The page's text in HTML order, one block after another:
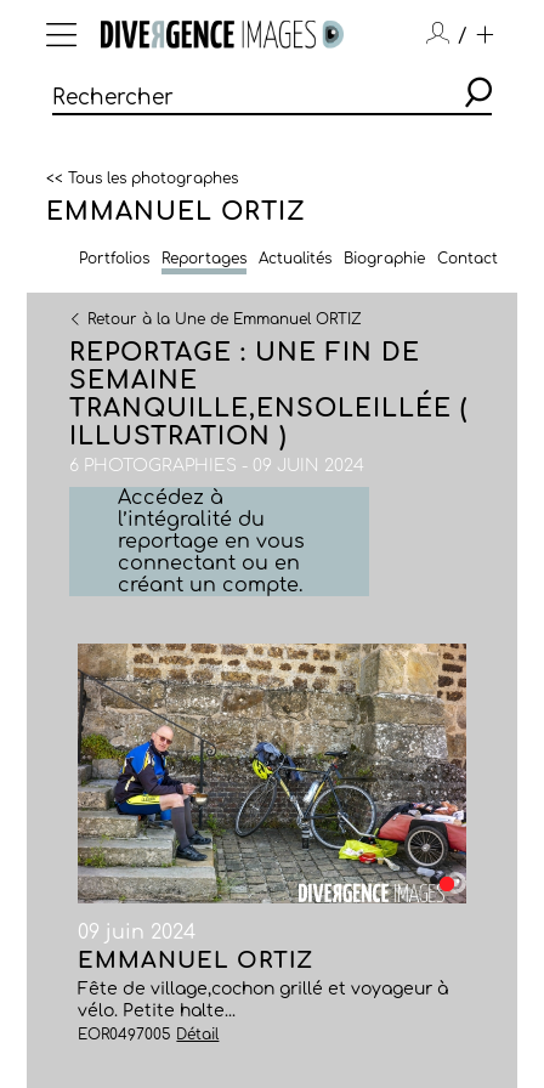
/
<< Tous les photographes
EMMANUEL ORTIZ
Portfolios Reportages Actualités Biographie Contact
Retour à la Une de Emmanuel ORTIZ
REPORTAGE : UNE FIN DE
SEMAINE
TRANQUILLE,ENSOLEILLÉE (
ILLUSTRATION )
6 PHOTOGRAPHIES - 09 JUIN 2024
Accédez à
l’intégralité du
reportage en vous
connectant ou en
créant un compte.
09 juin 2024
EMMANUEL ORTIZ
Fête de village,cochon grillé et voyageur à
vélo. Petite halte...
EOR0497005 Détail